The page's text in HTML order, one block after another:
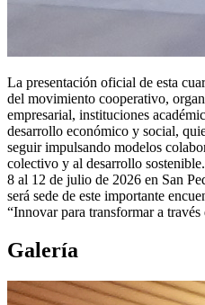
La presentación oficial de esta
del movimiento cooperativo,
empresarial, instituciones
desarrollo económico y social,
seguir impulsando modelos
colectivo y al desarrollo
8 al 12 de julio de 2026 en San
será sede de este importante
“Innovar para transformar a
Galería